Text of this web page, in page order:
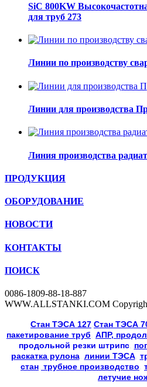
SiC 800KW
для труб 273
Линии по производству
Линии для производства
Линия производства
ПРОДУКЦИЯ
ОБОРУДОВАНИЕ
НОВОСТИ
КОНТАКТЫ
ПОИСК
0086-1809-88-18-887
WWW.ALLSTANKI.COM
Cтан ТЭСА 127 Cтан ТЭСА
пакетирование труб АПР,
продольной резки штрипс,
раскатка рулона, линии ТЭСА,
стан трубное производство
летучие